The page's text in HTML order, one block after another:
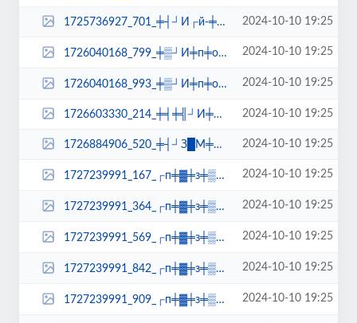
1725736927_701_╪┤┘И┌й-╪и┘З-┘И╪▒╪▓╪┤-╪з█М... 2024-10-10 19:25
1726040168_799_╪▒┘И╪п╪о╪з┘Ж┘З-╪▓╪з█М┘Ж╪�... 2024-10-10 19:25
1726040168_993_╪▒┘И╪п╪о╪з┘Ж┘З-╪▓╪з█М┘Ж╪�... 2024-10-10 19:25
1726603330_214_╪╡╪╣┘И╪п-╪│┘З-╪к█М┘Е-╪и┘З-... 2024-10-10 19:25
1726884906_520_╪┤┘З█М╪п-╪з╪и╪▒╪з┘З█М┘Е-╪... 2024-10-10 19:25
1727239991_167_┌п╪▓╪з╪▒╪┤-┘Е█М╪п╪з┘Ж█М-�... 2024-10-10 19:25
1727239991_364_┌п╪▓╪з╪▒╪┤-┘Е█М╪п╪з┘Ж█М-�... 2024-10-10 19:25
1727239991_569_┌п╪▓╪з╪▒╪┤-┘Е█М╪п╪з┘Ж█М-�... 2024-10-10 19:25
1727239991_842_┌п╪▓╪з╪▒╪┤-┘Е█М╪п╪з┘Ж█М-�... 2024-10-10 19:25
1727239991_909_┌п╪▓╪з╪▒╪┤-┘Е█М╪п╪з┘Ж█М-�... 2024-10-10 19:25